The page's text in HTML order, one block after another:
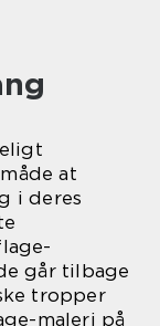
at
i deres
går tilbage
tropper
maleri på